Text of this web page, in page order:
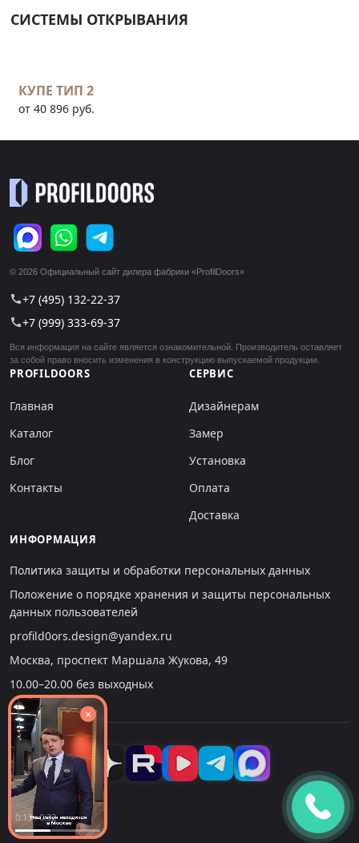
СИСТЕМЫ ОТКРЫВАНИЯ
КУПЕ ТИП 2
от 40 896 руб.
© 2026 Официальный сайт дилера фабрики «ProfilDoors»
call+7 (495) 132-22-37
call+7 (999) 333-69-37
Вся информация на сайте является ознакомительной. Производитель оставляет
за собой право вносить изменения в конструкцию выпускаемой продукции.
PROFILDOORS
Главная
Каталог
Блог
Контакты
СЕРВИС
Дизайнерам
Замер
Установка
Оплата
Доставка
ИНФОРМАЦИЯ
Политика защиты и обработки персональных данных
Положение о порядке хранения и защиты персональных
данных пользователей
profild0ors.design@yandex.ru
Москва, проспект Маршала Жукова, 49
10.00–20.00 без выходных
0:13 : 0:32
×